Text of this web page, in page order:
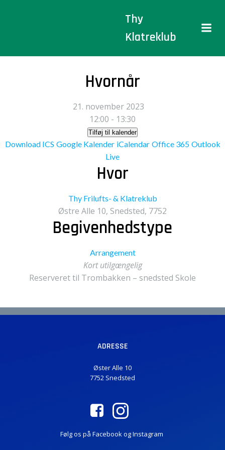
Thy
Klatreklub
Hvornår
21. november 2023
12:00 - 13:30
Tilføj til kalender
Download ICS Google Kalender iCalendar Office 365 Outlook
Live
Hvor
Thy Frilufts- & Klatreklub
Østre Alle 10, Snedsted, 7752
Begivenhedstype
Arrangement
Kort utilgængelig
Reserveret til Trombakken – snedsted Skole
ADRESSE
Øster Alle 10
7752 Snedsted
Følg os på Facebook og Instagram